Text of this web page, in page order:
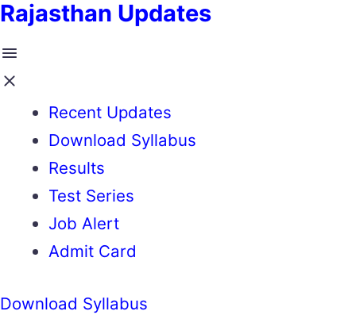
Rajasthan Updates
Recent Updates
Download Syllabus
Results
Test Series
Job Alert
Admit Card
Download Syllabus